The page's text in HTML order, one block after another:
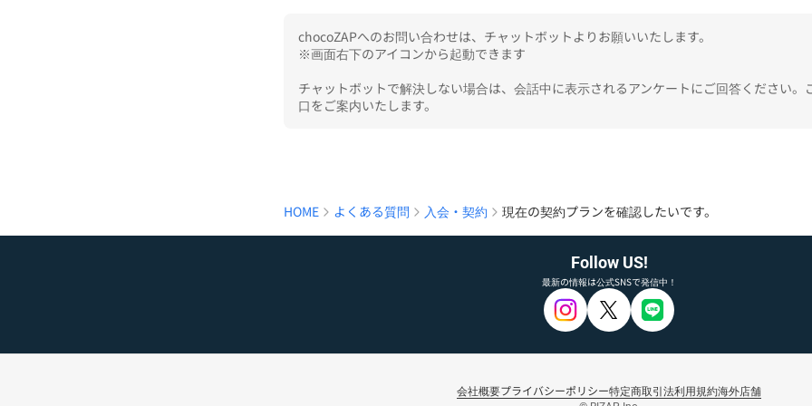
chocoZAPへのお問い合わせは、チャットボットよりお願いいたします。
※画面右下のアイコンから起動できます
チャットボットで解決しない場合は、会話中に表示されるアンケートにご回答ください。
口をご案内いたします。
HOME よくある質問 入会・契約 現在の契約プランを確認したいです。
Follow US!
最新の情報は公式SNSで発信中！
会社概要プライバシーポリシー特定商取引法利用規約海外店舗